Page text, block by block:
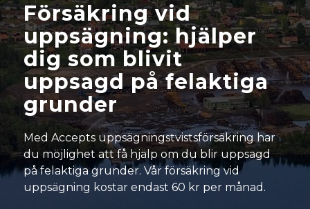
Försäkring vid
uppsägning: hjälper
dig som blivit
uppsagd på felaktiga
grunder
Med Accepts uppsägningstvistsförsäkring har
du möjlighet att få hjälp om du blir uppsagd
på felaktiga grunder. Vårförsäkring vid
uppsägning kostar endast 60 kr per månad.